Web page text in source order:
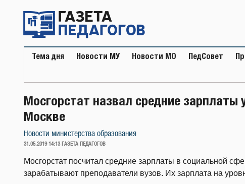
содержимому
Тема дня Новости МУ Новости МО ПедСовет
Мосгорстат назвал средние зарплаты
Москве
Новости министерства образования
ОПУБЛИКОВАНО
31.05.2019 14:13 ГАЗЕТА ПЕДАГОГОВ
Мосгорстат посчитал средние зарплаты в социальной
зарабатывают преподаватели вузов. Их зарплата на